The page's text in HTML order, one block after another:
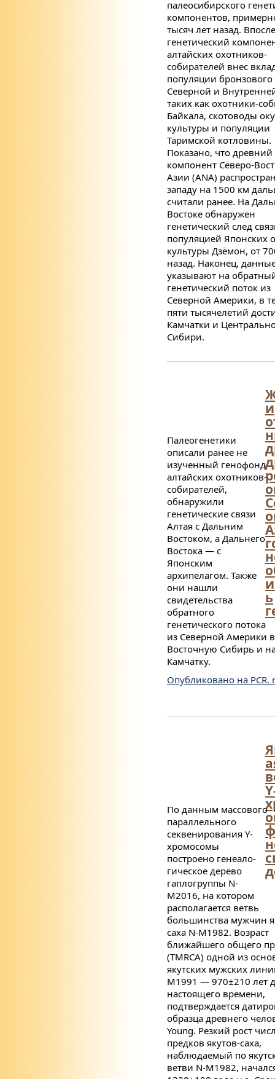
палеосибирского
компонентов,
тысяч лет назад.
генетический
алтайских охотников-
собирателей внес
популяции бронзового
Северной и
таких как охотники-
Байкала, скотоводы
культуры и популяции
Таримской котловины.
Показано, что древний
компонент Северо-
Азии (ANA)
западу на 1500 км
считали ранее. На
Востоке обнаружен
генетический след
популяцией Японских
культуры Дзёмон, от
назад. Наконец,
указывают на
генетический поток из
Северной Америки, в
пяти тысячелетий
Камчатки и
Сибири.
и
ь
Палеогенетики
описали ранее не
изученный генофонд
алтайских охотников-
собирателей,
обнаружили
генетические связи
Алтая с Дальним
Востоком, а Дальнего
Востока — с
Японским
архипелагом. Также
они нашли
свидетельства
обратного
генетического потока
из Северной Америки
Восточную Сибирь и
Камчатку.
Опубликовано на PCR.
По данным массового
параллельного
секвенирования Y-
хромосомы
построено генеало­
гическое дерево
гаплогруппы N-
M2016, на котором
располагается ветвь
большинства мужчин
саха N-M1982. Возраст
ближайшего общего
(TMRCA) одной из
якутских мужских
M1991 — 970±210 лет
настоящего времени,
подтверждается
образца древнего
Young. Резкий рост
предков якутов-саха,
наблюдаемый по
ветви N-M1982,